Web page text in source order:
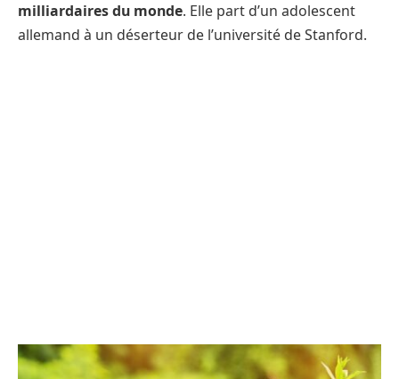
milliardaires du monde. Elle part d’un adolescent
allemand à un déserteur de l’université de Stanford.